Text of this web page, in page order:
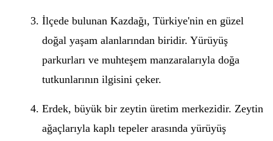
İlçede bulunan Kazdağı, Türkiye'nin en güzel
doğal yaşam alanlarından biridir. Yürüyüş
parkurları ve muhteşem manzaralarıyla doğa
tutkunlarının ilgisini çeker.
Erdek, büyük bir zeytin üretim merkezidir. Zeytin
ağaçlarıyla kaplı tepeler arasında yürüyüş